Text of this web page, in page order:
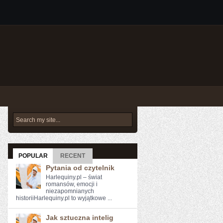
POPULAR RECENT
Pytania od czytelnik
Harlequiny.pl – świat
romansów, emocji i
niezapomnianych
historiiHarlequiny.pl to wyjątkowe ...
Jak sztuczna intelig